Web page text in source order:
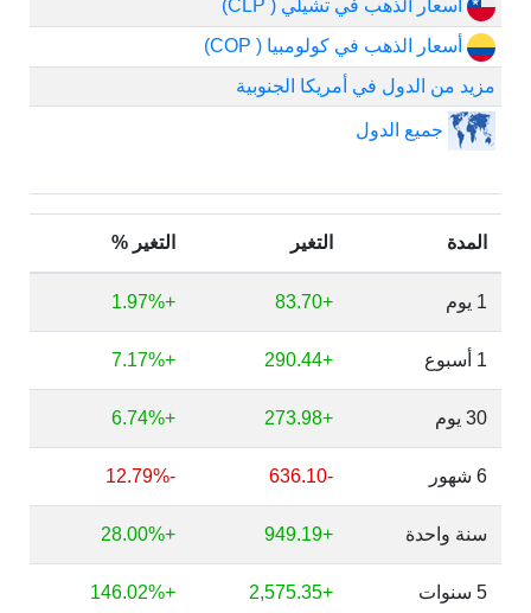
أسعار الذهب في تشيلي ( CLP)
أسعار الذهب في كولومبيا ( COP)
مزيد من الدول في أمريكا الجنوبية
جميع الدول
المدة التغير التغير %
1 يوم +83.70
+1.97%
1 أسبوع +290.44
+7.17%
30 يوم +273.98
+6.74%
6 شهور -636.10
-12.79%
سنة واحدة +949.19
+28.00%
5 سنوات +2,575.35
+146.02%